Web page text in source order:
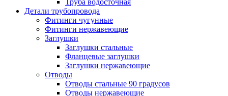
Труба водосточная
Детали трубопровода
Фитинги чугунные
Фитинги нержавеющие
Заглушки
Заглушки стальные
Фланцевые заглушки
Заглушки нержавеющие
Отводы
Отводы стальные 90 градусов
Отводы нержавеющие